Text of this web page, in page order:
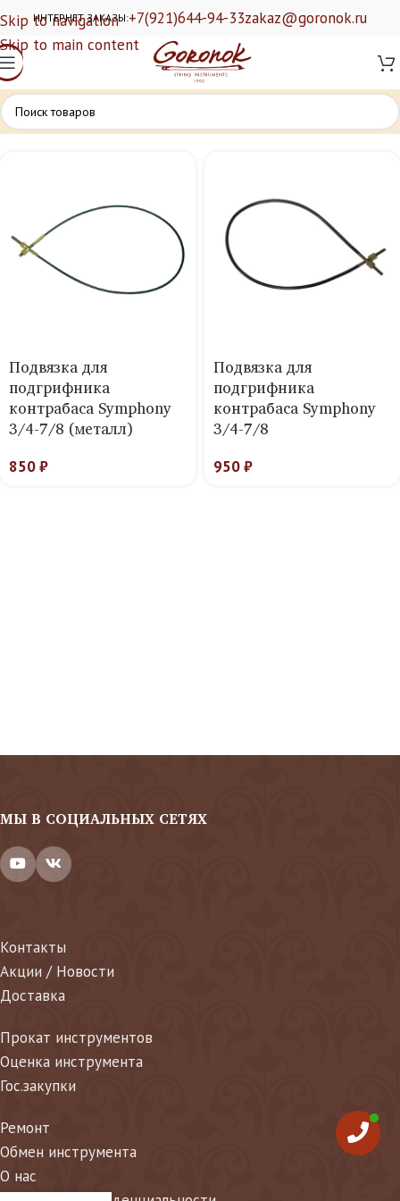
Skip to navigation
Skip to main content
ИНТЕРНЕТ ЗАКАЗЫ:+7(921)644-94-33zakaz@goronok.ru
Подвязка для
подгрифника
контрабаса Symphony
3/4-7/8 (металл)
850₽
Подвязка для
подгрифника
контрабаса Symphony
3/4-7/8
950₽
МЫ В СОЦИАЛЬНЫХ СЕТЯХ
Контакты
Акции / Новости
Доставка
Прокат инструментов
Оценка инструмента
Гос.закупки
Ремонт
Обмен инструмента
О нас